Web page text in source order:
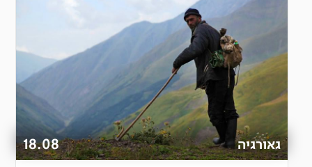
גאורגיה 18.08